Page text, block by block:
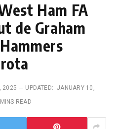
Ham FA
de Graham
2025 UPDATED: JANUARY 10,
READ